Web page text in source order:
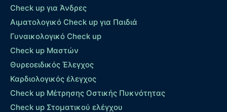
Check up για Άνδρες
Αιματολογικό Check up για Παιδιά
Γυναικολογικό Check up
Check up Μαστών
Θυρεοειδικός Έλεγχος
Καρδιολογικός έλεγχος
Check up Mέτρησης Οστικής Πυκνότητας
Check up Στοματικού ελέγχου